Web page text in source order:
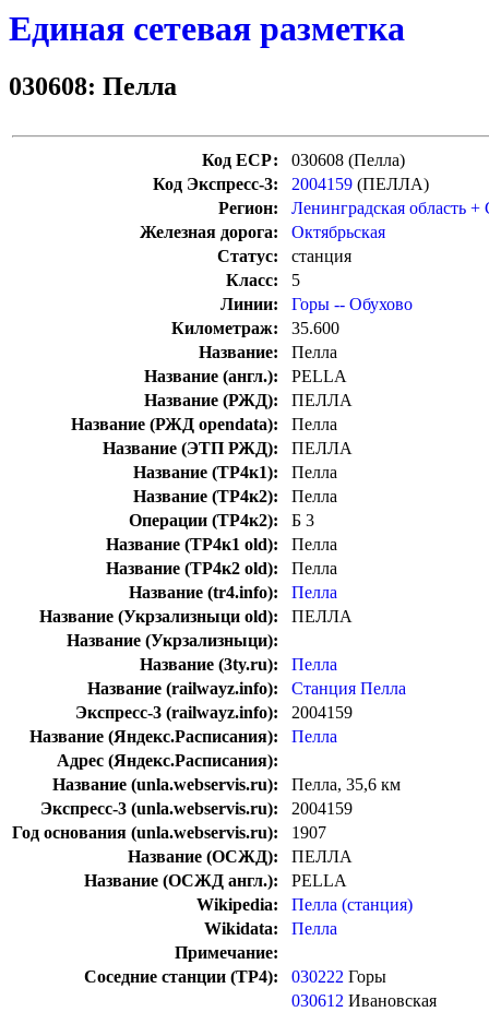
Единая сетевая разметка
030608: Пелла
Код ЕСР:
030608 (Пелла)
Код Экспресс-3:
2004159 (ПЕЛЛА)
Регион:
Ленинградская область +
Железная дорога:
Октябрьская
Статус:
станция
Класс:
5
Линии:
Горы -- Обухово
Километраж:
35.600
Название:
Пелла
Название (англ.):
PELLA
Название (РЖД):
ПЕЛЛА
Название (РЖД opendata):
Пелла
Название (ЭТП РЖД):
ПЕЛЛА
Название (ТР4к1):
Пелла
Название (ТР4к2):
Пелла
Операции (ТР4к2):
Б 3
Название (ТР4к1 old):
Пелла
Название (ТР4к2 old):
Пелла
Название (tr4.info):
Пелла
Название (Укрзализныци old):
ПЕЛЛА
Название (Укрзализныци):
Название (3ty.ru):
Пелла
Название (railwayz.info):
Станция Пелла
Экспресс-3 (railwayz.info):
2004159
Название (Яндекс.Расписания):
Пелла
Адрес (Яндекс.Расписания):
Название (unla.webservis.ru):
Пелла, 35,6 км
Экспресс-3 (unla.webservis.ru):
2004159
Год основания (unla.webservis.ru):
1907
Название (ОСЖД):
ПЕЛЛА
Название (ОСЖД англ.):
PELLA
Wikipedia:
Пелла (станция)
Wikidata:
Пелла
Примечание:
Соседние станции (ТР4):
030222 Горы
030612 Ивановская